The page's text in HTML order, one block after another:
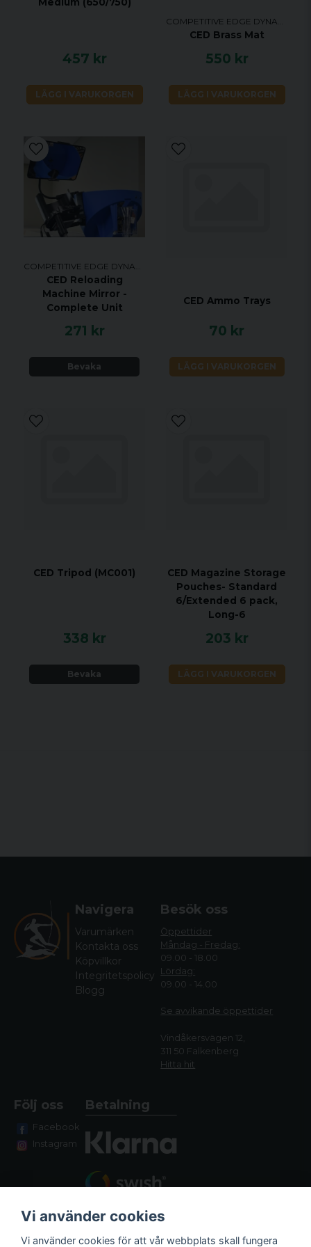
457 kr
LÄGG I VARUKORGEN
COMPETITIVE EDGE DYNAMICS
CED Brass Mat
550 kr
LÄGG I VARUKORGEN
CED Reloading
Machine Mirror -
Complete Unit
271 kr
Bevaka
CED Ammo Trays
70 kr
LÄGG I VARUKORGEN
CED Tripod (MC001)
338 kr
Bevaka
CED Magazine Storage
Pouches- Standard
6/Extended 6 pack,
Long-6
203 kr
LÄGG I VARUKORGEN
Universell 110-240V-adapter (inkluderad)
Alla elektriska/elektroniska komponenter i
ettårig garanti från inköpsdatumet
för er som tillverkar precisionspatroner.
Navigera
Varumärken
Kontakta oss
Köpvillkor
Integritetspolicy
Blogg
Besök oss
Öppettider
Måndag - Fredag:
09.00 - 18.00
Lördag:
09.00 - 14.00
Se avvikande öppettider
Vindåkersvägen 12,
311 50 Falkenberg
Hitta hit
Följ oss
Facebook
Instagram
Betalning
Vi använder cookies
Vi använder cookies för att vår webbplats skall fungera